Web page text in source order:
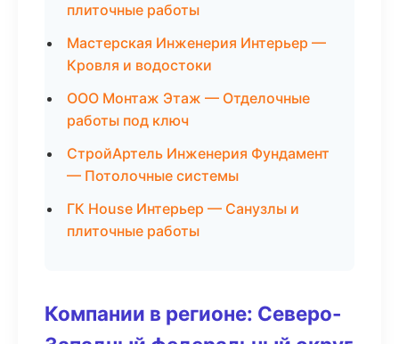
плиточные работы
Мастерская Инженерия Интерьер —
Кровля и водостоки
ООО Монтаж Этаж — Отделочные
работы под ключ
СтройАртель Инженерия Фундамент
— Потолочные системы
ГК House Интерьер — Санузлы и
плиточные работы
Компании в регионе: Северо-